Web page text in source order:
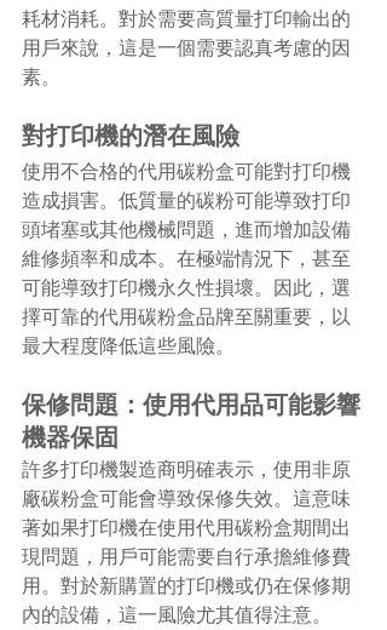
耗材消耗。對於需要高質量打印輸出的
用戶來說，這是一個需要認真考慮的因
素。
對打印機的潛在風險
使用不合格的代用碳粉盒可能對打印機
造成損害。低質量的碳粉可能導致打印
頭堵塞或其他機械問題，進而增加設備
維修頻率和成本。在極端情況下，甚至
可能導致打印機永久性損壞。因此，選
擇可靠的代用碳粉盒品牌至關重要，以
最大程度降低這些風險。
保修問題：使用代用品可能影響
機器保固
許多打印機製造商明確表示，使用非原
廠碳粉盒可能會導致保修失效。這意味
著如果打印機在使用代用碳粉盒期間出
現問題，用戶可能需要自行承擔維修費
用。對於新購置的打印機或仍在保修期
內的設備，這一風險尤其值得注意。